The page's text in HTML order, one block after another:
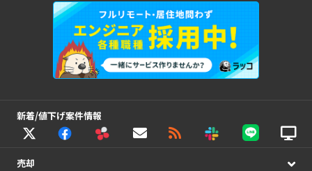
新着/値下げ案件情報
売却